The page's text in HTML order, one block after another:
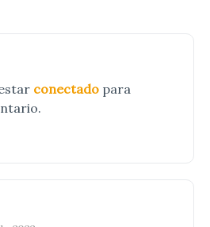
conectado para